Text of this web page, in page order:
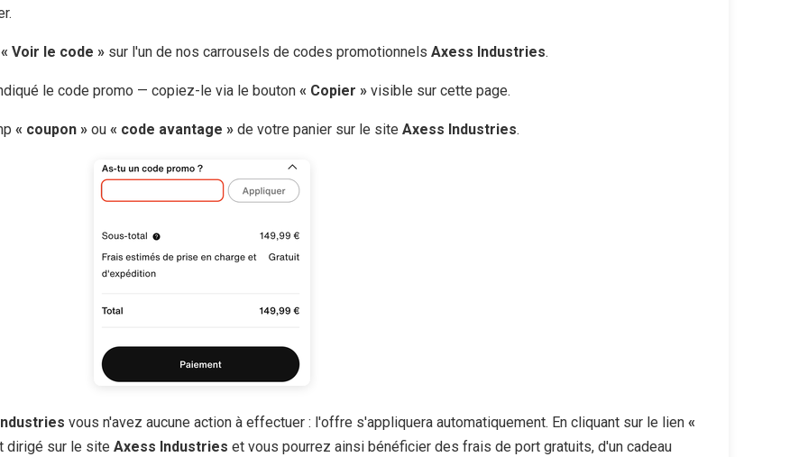
« Voir le code » sur l'un de nos carrousels de codes promotionnels Axess Industries.
le code promo — copiez-le via le bouton « Copier » visible sur cette page.
« coupon » ou « code avantage » de votre panier sur le site Axess Industries.
vous n'avez aucune action à effectuer : l'offre s'appliquera automatiquement. En cliquant sur le lien «
dirigé sur le site Axess Industries et vous pourrez ainsi bénéficier des frais de port gratuits, d'un cadeau